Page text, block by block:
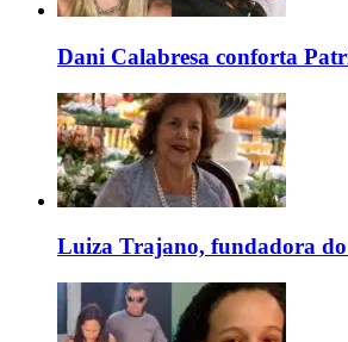
Dani Calabresa conforta
Luiza Trajano, fundadora